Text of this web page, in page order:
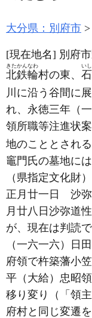
大分県：別府市
[現在地名] 別府
北鉄輪
きたかんなわ
村の東、
い
川に沿う谷間に
れ、永徳三年 （
領所職等注進状案
地のこととされる
竈門氏の墓地に
（県指定文化財）
正月廿一日 沙弥
月廿八日沙弥道
が、現在は判読
（一六一六）
日
府領で杵築藩小
平 （大給） 忠昭
移り変り
（「領
府村と同じ変遷を